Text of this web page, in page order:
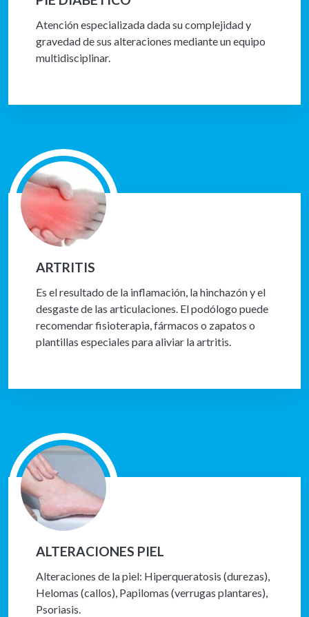
Atención especializada dada su complejidad y
gravedad de sus alteraciones mediante un equipo
multidisciplinar.
ARTRITIS
Es el resultado de la inflamación, la hinchazón y el
desgaste de las articulaciones. El podólogo puede
recomendar fisioterapia, fármacos o zapatos o
plantillas especiales para aliviar la artritis.
ALTERACIONES PIEL
Alteraciones de la piel: Hiperqueratosis (durezas),
Helomas (callos), Papilomas (verrugas plantares),
Psoriasis.